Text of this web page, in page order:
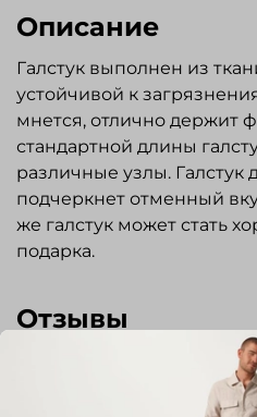
Описание
Галстук выполнен из
устойчивой к
мнется, отлично держит
стандартной длины
различные узлы. Галстук
подчеркнет отменный
же галстук может стать
подарка.
Отзывы
Отзывов еще никто не